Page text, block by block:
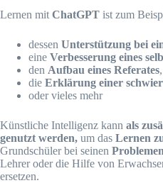
Lernen mit ChatGPT ist zum
dessen Unterstützung bei
eine Verbesserung eines
den Aufbau eines Referates,
die Erklärung einer
oder vieles mehr
Künstliche Intelligenz kann als
genutzt werden, um das Lernen
Grundschüler bei seinen
Lehrer oder die Hilfe von
ersetzen.